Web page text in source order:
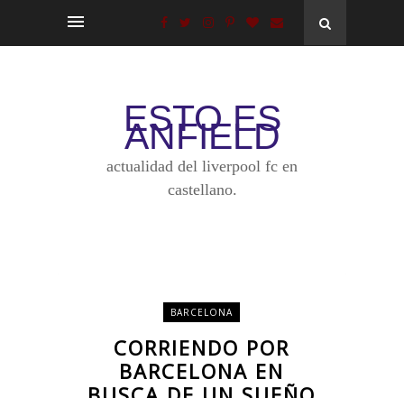
ESTO ES
ANFIELD
actualidad del liverpool fc en
castellano.
BARCELONA
CORRIENDO POR
BARCELONA EN